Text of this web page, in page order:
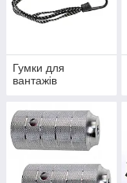
Гумки для
вантажів